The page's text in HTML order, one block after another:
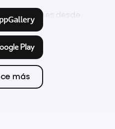
inversiones desde
Transferencias
más